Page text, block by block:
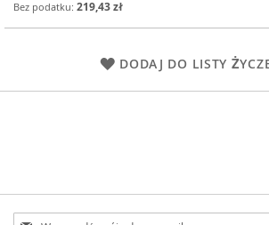
219,43 zł
DODAJ DO LISTY
Subskrybuj